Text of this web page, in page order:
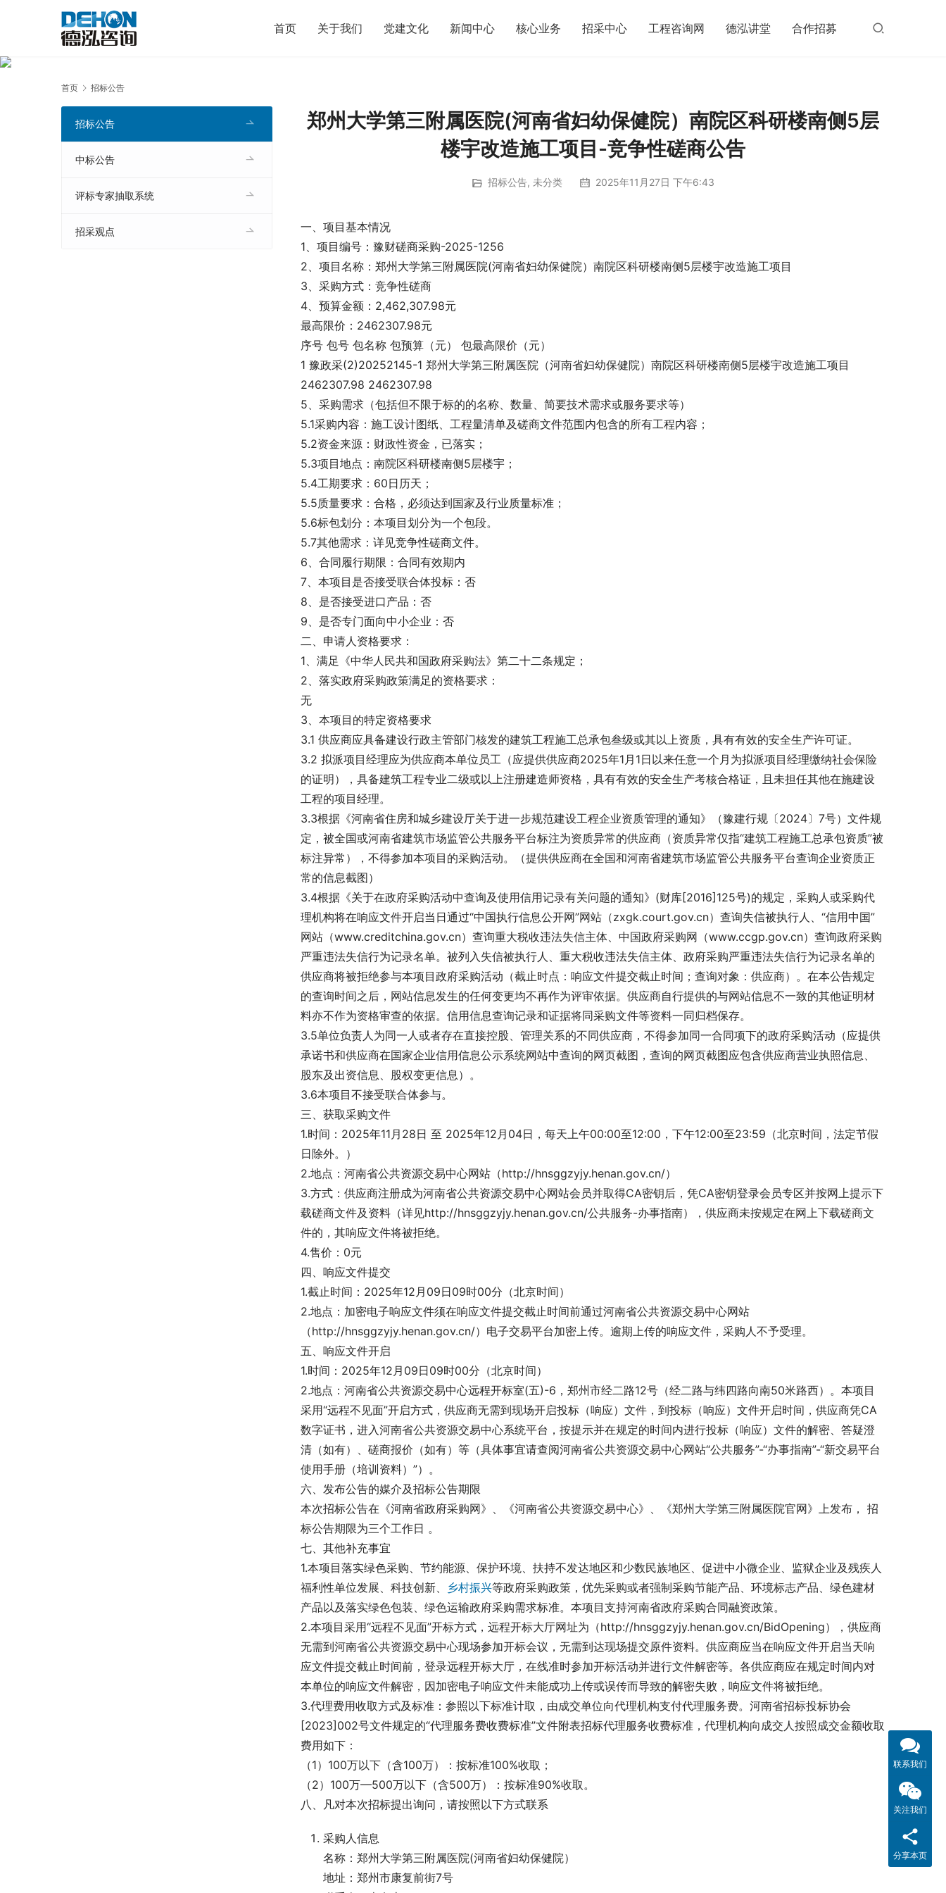
首页 关于我们 党建文化 新闻中心 核心业务 招采中心 工程咨询网 德泓讲堂 合作招募
首页 招标公告
郑州大学第三附属医院(河南省妇幼保健院）南院区科研楼南侧5层
楼宇改造施工项目-竞争性磋商公告
招标公告, 未分类 2025年11月27日 下午6:43
一、项目基本情况
1、项目编号：豫财磋商采购-2025-1256
2、项目名称：郑州大学第三附属医院(河南省妇幼保健院）南院区科研楼南侧5层楼宇改造施工项目
3、采购方式：竞争性磋商
4、预算金额：2,462,307.98元
最高限价：2462307.98元
序号 包号 包名称 包预算（元） 包最高限价（元）
1 豫政采(2)20252145-1 郑州大学第三附属医院（河南省妇幼保健院）南院区科研楼南侧5层楼宇改造施工项目
2462307.98 2462307.98
5、采购需求（包括但不限于标的的名称、数量、简要技术需求或服务要求等）
5.1采购内容：施工设计图纸、工程量清单及磋商文件范围内包含的所有工程内容；
5.2资金来源：财政性资金，已落实；
5.3项目地点：南院区科研楼南侧5层楼宇；
5.4工期要求：60日历天；
5.5质量要求：合格，必须达到国家及行业质量标准；
5.6标包划分：本项目划分为一个包段。
5.7其他需求：详见竞争性磋商文件。
6、合同履行期限：合同有效期内
7、本项目是否接受联合体投标：否
8、是否接受进口产品：否
9、是否专门面向中小企业：否
二、申请人资格要求：
1、满足《中华人民共和国政府采购法》第二十二条规定；
2、落实政府采购政策满足的资格要求：
无
3、本项目的特定资格要求
3.1 供应商应具备建设行政主管部门核发的建筑工程施工总承包叁级或其以上资质，具有有效的安全生产许可证。
3.2 拟派项目经理应为供应商本单位员工（应提供供应商2025年1月1日以来任意一个月为拟派项目经理缴纳社会保险
的证明），具备建筑工程专业二级或以上注册建造师资格，具有有效的安全生产考核合格证，且未担任其他在施建设
工程的项目经理。
3.3根据《河南省住房和城乡建设厅关于进一步规范建设工程企业资质管理的通知》（豫建行规〔2024〕7号）文件规
定，被全国或河南省建筑市场监管公共服务平台标注为资质异常的供应商（资质异常仅指“建筑工程施工总承包资质”被
标注异常），不得参加本项目的采购活动。（提供供应商在全国和河南省建筑市场监管公共服务平台查询企业资质正
常的信息截图）
3.4根据《关于在政府采购活动中查询及使用信用记录有关问题的通知》(财库[2016]125号)的规定，采购人或采购代
理机构将在响应文件开启当日通过“中国执行信息公开网”网站（zxgk.court.gov.cn）查询失信被执行人、“信用中国”
网站（www.creditchina.gov.cn）查询重大税收违法失信主体、中国政府采购网（www.ccgp.gov.cn）查询政府采购
严重违法失信行为记录名单。被列入失信被执行人、重大税收违法失信主体、政府采购严重违法失信行为记录名单的
供应商将被拒绝参与本项目政府采购活动（截止时点：响应文件提交截止时间；查询对象：供应商）。在本公告规定
的查询时间之后，网站信息发生的任何变更均不再作为评审依据。供应商自行提供的与网站信息不一致的其他证明材
料亦不作为资格审查的依据。信用信息查询记录和证据将同采购文件等资料一同归档保存。
3.5单位负责人为同一人或者存在直接控股、管理关系的不同供应商，不得参加同一合同项下的政府采购活动（应提供
承诺书和供应商在国家企业信用信息公示系统网站中查询的网页截图，查询的网页截图应包含供应商营业执照信息、
股东及出资信息、股权变更信息）。
3.6本项目不接受联合体参与。
三、获取采购文件
1.时间：2025年11月28日 至 2025年12月04日，每天上午00:00至12:00，下午12:00至23:59（北京时间，法定节假
日除外。）
2.地点：河南省公共资源交易中心网站（http://hnsggzyjy.henan.gov.cn/）
3.方式：供应商注册成为河南省公共资源交易中心网站会员并取得CA密钥后，凭CA密钥登录会员专区并按网上提示下
载磋商文件及资料（详见http://hnsggzyjy.henan.gov.cn/公共服务-办事指南），供应商未按规定在网上下载磋商文
件的，其响应文件将被拒绝。
4.售价：0元
四、响应文件提交
1.截止时间：2025年12月09日09时00分（北京时间）
2.地点：加密电子响应文件须在响应文件提交截止时间前通过河南省公共资源交易中心网站
（http://hnsggzyjy.henan.gov.cn/）电子交易平台加密上传。逾期上传的响应文件，采购人不予受理。
五、响应文件开启
1.时间：2025年12月09日09时00分（北京时间）
2.地点：河南省公共资源交易中心远程开标室(五)-6，郑州市经二路12号（经二路与纬四路向南50米路西）。本项目
采用“远程不见面”开启方式，供应商无需到现场开启投标（响应）文件，到投标（响应）文件开启时间，供应商凭CA
数字证书，进入河南省公共资源交易中心系统平台，按提示并在规定的时间内进行投标（响应）文件的解密、答疑澄
清（如有）、磋商报价（如有）等（具体事宜请查阅河南省公共资源交易中心网站“公共服务”-“办事指南”-“新交易平台
使用手册（培训资料）”）。
六、发布公告的媒介及招标公告期限
本次招标公告在《河南省政府采购网》、《河南省公共资源交易中心》、《郑州大学第三附属医院官网》上发布， 招
标公告期限为三个工作日 。
七、其他补充事宜
1.本项目落实绿色采购、节约能源、保护环境、扶持不发达地区和少数民族地区、促进中小微企业、监狱企业及残疾人
福利性单位发展、科技创新、 乡村振兴等政府采购政策，优先采购或者强制采购节能产品、环境标志产品、绿色建材
产品以及落实绿色包装、绿色运输政府采购需求标准。本项目支持河南省政府采购合同融资政策。
2.本项目采用“远程不见面”开标方式，远程开标大厅网址为（http://hnsggzyjy.henan.gov.cn/BidOpening），供应商
无需到河南省公共资源交易中心现场参加开标会议，无需到达现场提交原件资料。供应商应当在响应文件开启当天响
应文件提交截止时间前，登录远程开标大厅，在线准时参加开标活动并进行文件解密等。各供应商应在规定时间内对
本单位的响应文件解密，因加密电子响应文件未能成功上传或误传而导致的解密失败，响应文件将被拒绝。
3.代理费用收取方式及标准：参照以下标准计取，由成交单位向代理机构支付代理服务费。河南省招标投标协会
[2023]002号文件规定的“代理服务费收费标准”文件附表招标代理服务收费标准，代理机构向成交人按照成交金额收取
费用如下：
（1）100万以下（含100万）：按标准100%收取；
（2）100万—500万以下（含500万）：按标准90%收取。
八、凡对本次招标提出询问，请按照以下方式联系
采购人信息
名称：郑州大学第三附属医院(河南省妇幼保健院）
地址：郑州市康复前街7号
招标公告
中标公告
评标专家抽取系统
招采观点
联系我们
关注我们
分享本页